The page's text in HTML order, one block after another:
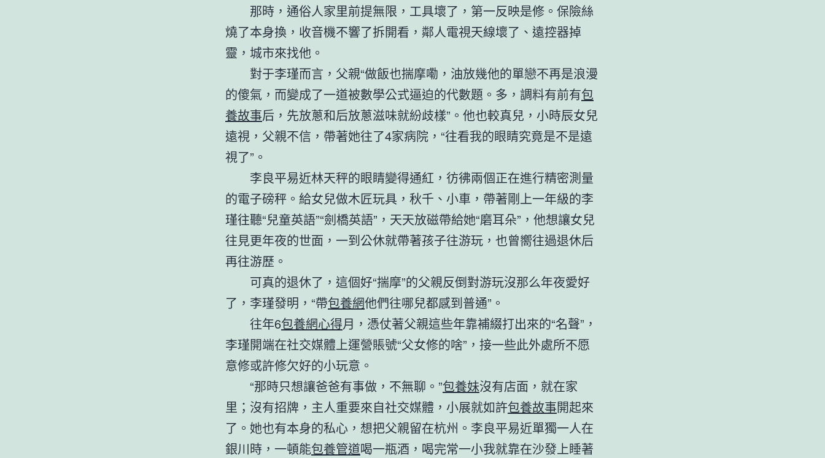
那時，通俗人家里前提無限，工具壞了，第一反映是修。保險絲
燒了本身換，收音機不響了拆開看，鄰人電視天線壞了、遠控器掉
靈，城市來找他。
對于李瑾而言，父親“做飯也揣摩嘞，油放幾他的單戀不再是浪漫
的傻氣，而變成了一道被數學公式逼迫的代數題。多，調料有前有包
養故事后，先放蔥和后放蔥滋味就紛歧樣”。他也較真兒，小時辰女兒
遠視，父親不信，帶著她往了4家病院，“往看我的眼睛究竟是不是遠
視了”。
李良平易近林天秤的眼睛變得通紅，彷彿兩個正在進行精密測量
的電子磅秤。給女兒做木匠玩具，秋千、小車，帶著剛上一年級的李
瑾往聽“兒童英語”“劍橋英語”，天天放磁帶給她“磨耳朵”，他想讓女兒
往見更年夜的世面，一到公休就帶著孩子往游玩，也曾嚮往過退休后
再往游歷。
可真的退休了，這個好“揣摩”的父親反倒對游玩沒那么年夜愛好
了，李瑾發明，“帶包養網他們往哪兒都感到普通”。
往年6包養網心得月，憑仗著父親這些年靠補綴打出來的“名聲”，
李瑾開端在社交媒體上運營賬號“父女修的啥”，接一些此外處所不愿
意修或許修欠好的小玩意。
“那時只想讓爸爸有事做，不無聊。”包養妹沒有店面，就在家
里；沒有招牌，主人重要來自社交媒體，小展就如許包養故事開起來
了。她也有本身的私心，想把父親留在杭州。李良平易近單獨一人在
銀川時，一頓能包養管道喝一瓶酒，喝完常一小我就靠在沙發上睡著